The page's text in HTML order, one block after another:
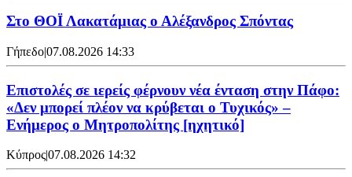
Στο ΘΟΪ Λακατάμιας ο Αλέξανδρος Σπόντας
Γήπεδο|07.08.2026 14:33
Επιστολές σε ιερείς φέρνουν νέα ένταση στην Πάφο:
«Δεν μπορεί πλέον να κρύβεται ο Τυχικός» –
Ενήμερος ο Μητροπολίτης [ηχητικό]
Κύπρος|07.08.2026 14:32